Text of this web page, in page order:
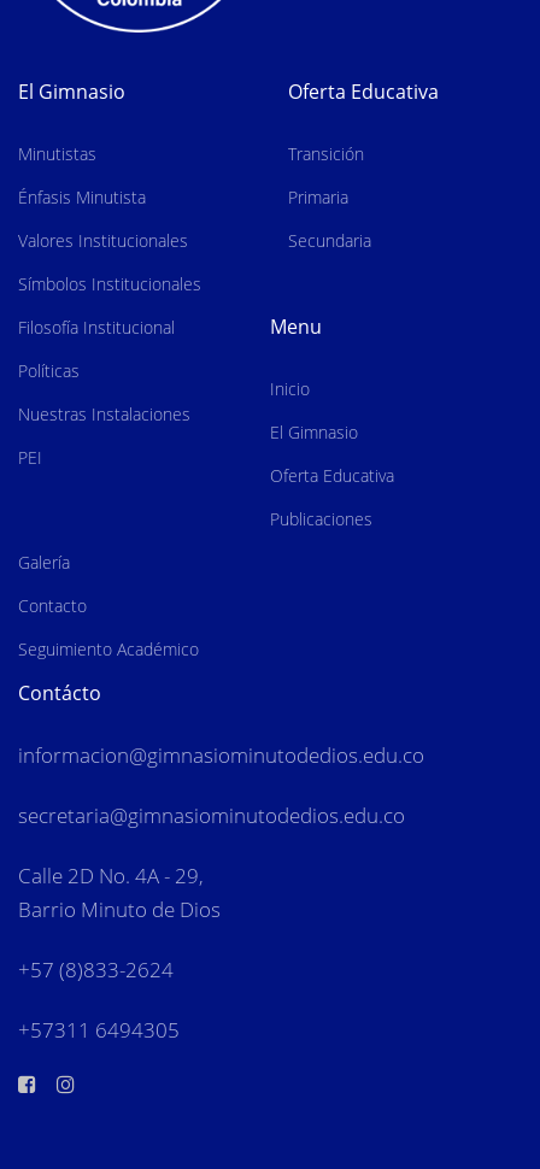
El Gimnasio
Minutistas
Énfasis Minutista
Valores Institucionales
Símbolos Institucionales
Filosofía Institucional
Políticas
Nuestras Instalaciones
PEI
Oferta Educativa
Transición
Primaria
Secundaria
Menu
Inicio
El Gimnasio
Oferta Educativa
Publicaciones
Galería
Contacto
Seguimiento Académico
Contácto
informacion@gimnasiominutodedios.edu.co
secretaria@gimnasiominutodedios.edu.co
Calle 2D No. 4A - 29,
Barrio Minuto de Dios
+57 (8)833-2624
+57311 6494305